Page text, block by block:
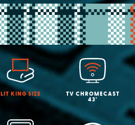
LIT KING SIZE
TV CHROMECAST
43'